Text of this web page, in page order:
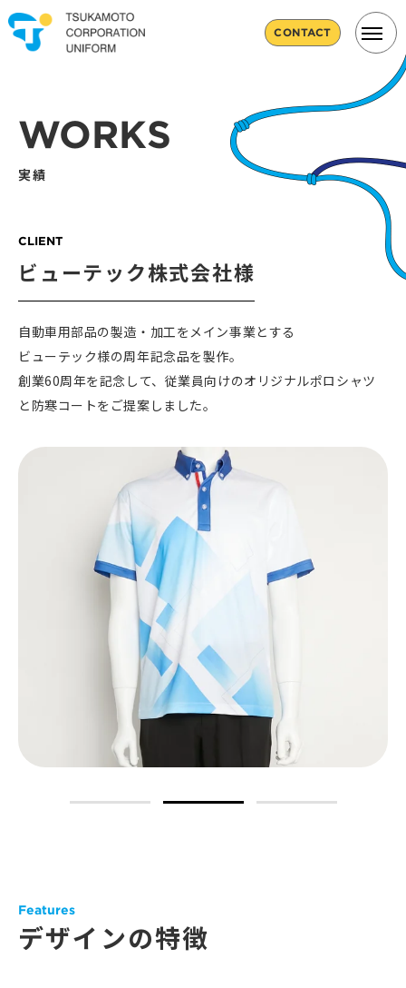
CONTACT
WORKS
実績
CLIENT
ビューテック株式会社様
自動車用部品の製造・加工をメイン事業とする
ビューテック様の周年記念品を製作。
創業60周年を記念して、従業員向けのオリジナルポロシャツ
と防寒コートをご提案しました。
Features
デザインの特徴